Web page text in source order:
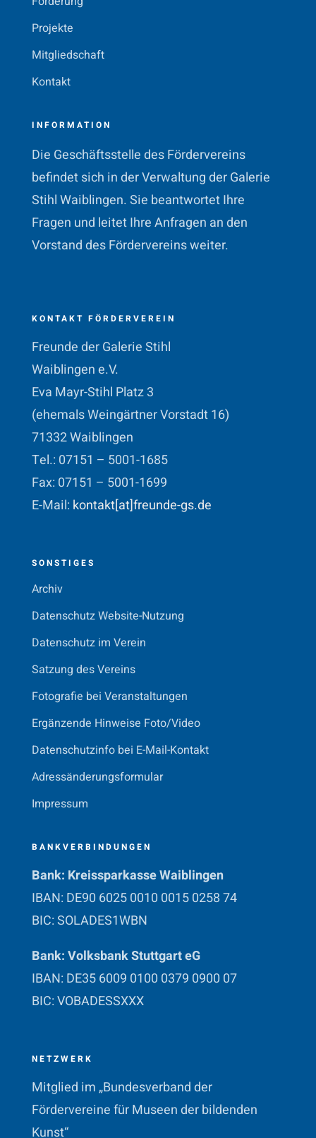
Projekte
Mitgliedschaft
Kontakt
INFORMATION
Die Geschäftsstelle des Fördervereins
befindet sich in der Verwaltung der Galerie
Stihl Waiblingen. Sie beantwortet Ihre
Fragen und leitet Ihre Anfragen an den
Vorstand des Fördervereins weiter.
KONTAKT FÖRDERVEREIN
Freunde der Galerie Stihl
Waiblingen e.V.
Eva Mayr-Stihl Platz 3
(ehemals Weingärtner Vorstadt 16)
71332 Waiblingen
Tel.: 07151 – 5001-1685
Fax: 07151 – 5001-1699
E-Mail: kontakt[at]freunde-gs.de
SONSTIGES
Archiv
Datenschutz Website-Nutzung
Datenschutz im Verein
Satzung des Vereins
Fotografie bei Veranstaltungen
Ergänzende Hinweise Foto/Video
Datenschutzinfo bei E-Mail-Kontakt
Adressänderungsformular
Impressum
BANKVERBINDUNGEN
Bank: Kreissparkasse Waiblingen
IBAN: DE90 6025 0010 0015 0258 74
BIC: SOLADES1WBN
Bank: Volksbank Stuttgart eG
IBAN: DE35 6009 0100 0379 0900 07
BIC: VOBADESSXXX
NETZWERK
Mitglied im „Bundesverband der
Fördervereine für Museen der bildenden
Kunst“